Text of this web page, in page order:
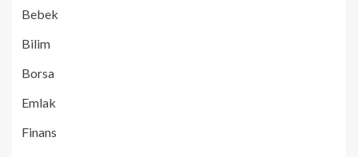
Bebek
Bilim
Borsa
Emlak
Finans